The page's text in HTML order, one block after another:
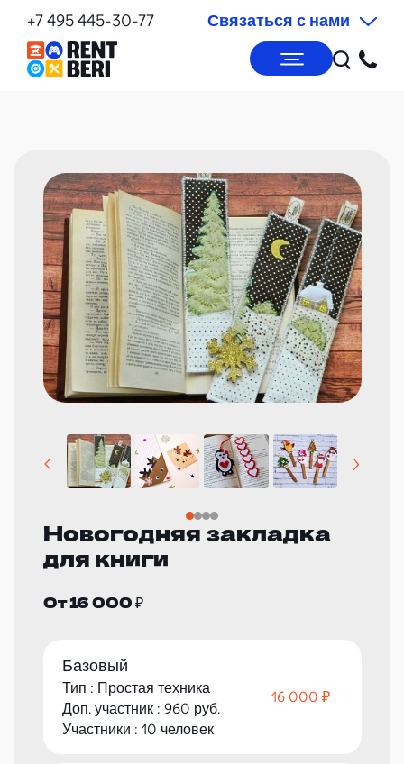
+7 495 445-30-77 Связаться с нами
Новогодняя закладка
для книги
От 16 000 ₽
Базовый
Тип : Простая техника
Доп. участник : 960 руб.
Участники : 10 человек
16 000 ₽